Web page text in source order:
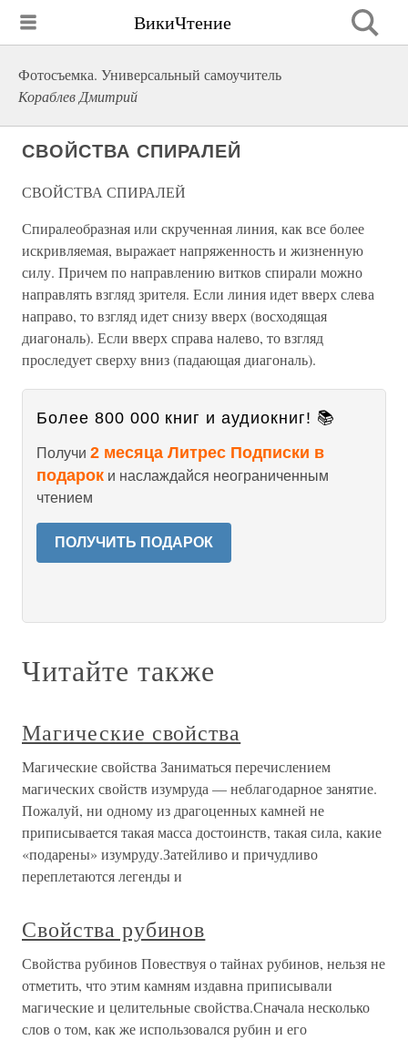
ВикиЧтение
Фотосъемка. Универсальный самоучитель
Кораблев Дмитрий
СВОЙСТВА СПИРАЛЕЙ
СВОЙСТВА СПИРАЛЕЙ
Спиралеобразная или скрученная линия, как все более
искривляемая, выражает напряженность и жизненную
силу. Причем по направлению витков спирали можно
направлять взгляд зрителя. Если линия идет вверх слева
направо, то взгляд идет снизу вверх (восходящая
диагональ). Если вверх справа налево, то взгляд
проследует сверху вниз (падающая диагональ).
Более 800 000 книг и аудиокниг! 📚
Получи 2 месяца Литрес Подписки в
подарок и наслаждайся неограниченным
чтением
ПОЛУЧИТЬ ПОДАРОК
Читайте также
Магические свойства
Магические свойства Заниматься перечислением
магических свойств изумруда — неблагодарное занятие.
Пожалуй, ни одному из драгоценных камней не
приписывается такая масса достоинств, такая сила, какие
«подарены» изумруду.Затейливо и причудливо
переплетаются легенды и
Свойства рубинов
Свойства рубинов Повествуя о тайнах рубинов, нельзя не
отметить, что этим камням издавна приписывали
магические и целительные свойства.Сначала несколько
слов о том, как же использовался рубин и его